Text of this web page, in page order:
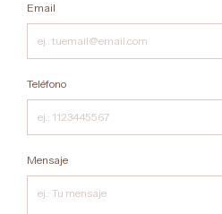
Email
Teléfono
Mensaje